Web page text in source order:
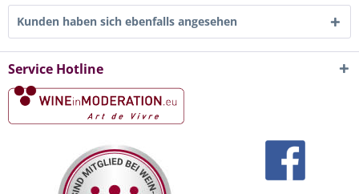
Kunden haben sich ebenfalls angesehen
Service Hotline